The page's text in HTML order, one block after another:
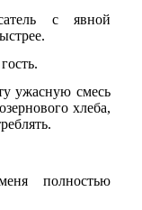
с явной
ужасную смесь
хлеба,
полностью